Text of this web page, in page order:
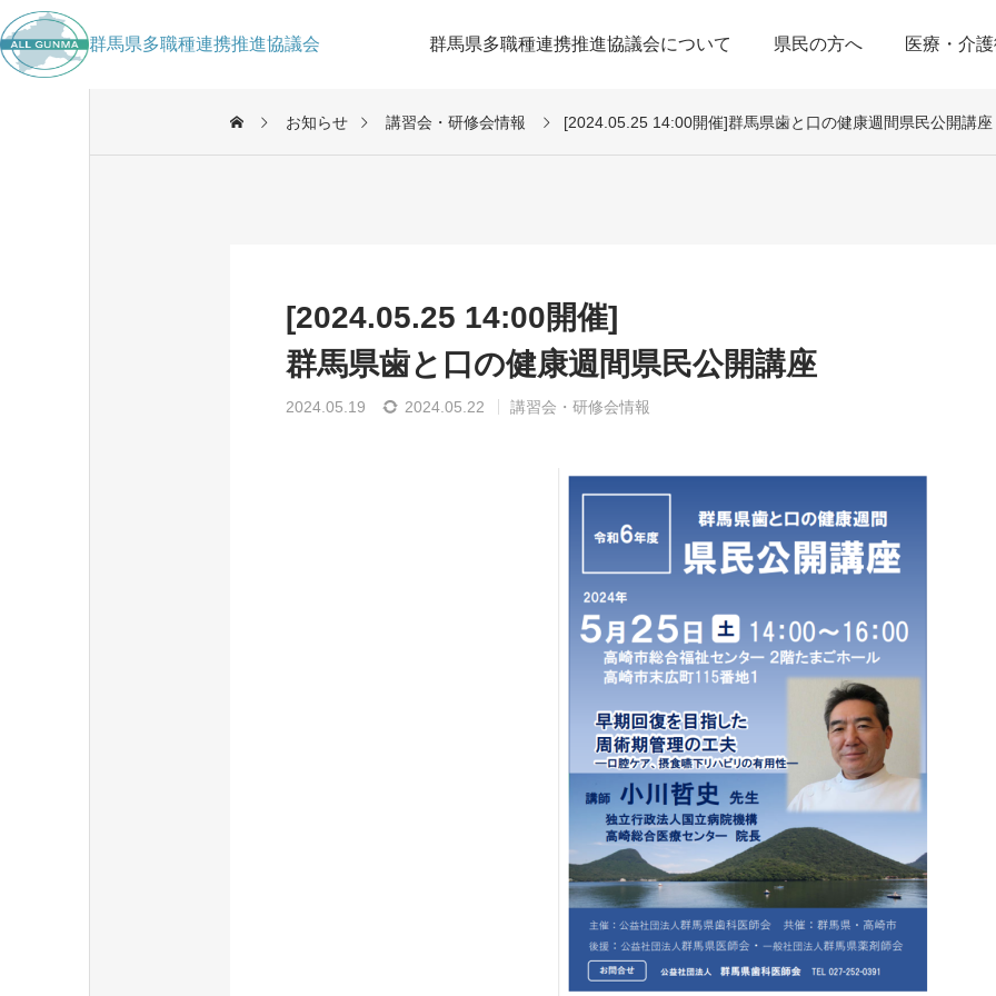
群馬県多職種連携推進協議会 群馬県多職種連携推進協議会について 県民の方へ 医療・介
お知らせ 講習会・研修会情報 [2024.05.25 14:00開催]群馬県歯と口の健康週間県民公開講座
[2024.05.25 14:00開催]
群馬県歯と口の健康週間県民公開講座
2024.05.19 2024.05.22 講習会・研修会情報